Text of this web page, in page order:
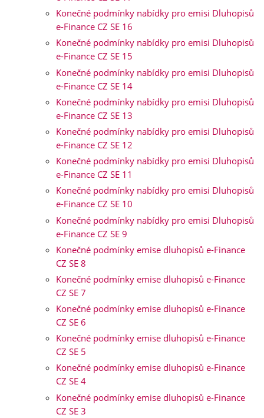
Konečné podmínky nabídky pro emisi Dluhopisů
e-Finance CZ SE 16
Konečné podmínky nabídky pro emisi Dluhopisů
e-Finance CZ SE 15
Konečné podmínky nabídky pro emisi Dluhopisů
e-Finance CZ SE 14
Konečné podmínky nabídky pro emisi Dluhopisů
e-Finance CZ SE 13
Konečné podmínky nabídky pro emisi Dluhopisů
e-Finance CZ SE 12
Konečné podmínky nabídky pro emisi Dluhopisů
e-Finance CZ SE 11
Konečné podmínky nabídky pro emisi Dluhopisů
e-Finance CZ SE 10
Konečné podmínky nabídky pro emisi Dluhopisů
e-Finance CZ SE 9
Konečné podmínky emise dluhopisů e-Finance
CZ SE 8
Konečné podmínky emise dluhopisů e-Finance
CZ SE 7
Konečné podmínky emise dluhopisů e-Finance
CZ SE 6
Konečné podmínky emise dluhopisů e-Finance
CZ SE 5
Konečné podmínky emise dluhopisů e-Finance
CZ SE 4
Konečné podmínky emise dluhopisů e-Finance
CZ SE 3